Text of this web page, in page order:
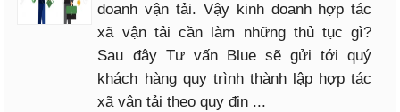
doanh vận tải. Vậy kinh doanh hợp tác
xã vận tải cần làm những thủ tục gì?
Sau đây Tư vấn Blue sẽ gửi tới quý
khách hàng quy trình thành lập hợp tác
xã vận tải theo quy địn ...